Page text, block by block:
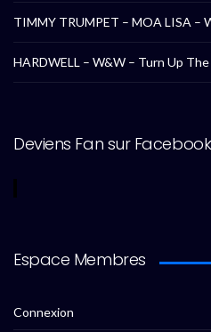
TIMMY TRUMPET – MOA LISA –
HARDWELL – W&W – Turn Up The
Deviens Fan sur Facebook
Espace Membres
Connexion